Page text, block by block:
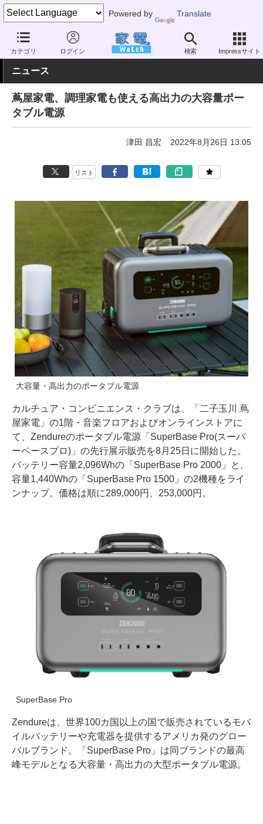
Powered by Translate
カテゴリ ログイン 検索 Impressサイト
家電 Watch 生活家電 電池・タップ モバイルバッテリー
ニュース
蔦屋家電、調理家電も使える高出力の大容量ポー
タブル電源
津田 昌宏 2022年8月26日 13:05
リスト
大容量・高出力のポータブル電源
カルチュア・コンビニエンス・クラブは、「二子玉川 蔦
屋家電」の1階・音楽フロアおよびオンラインストアに
て、Zendureのポータブル電源「SuperBase Pro(スーパ
ーベースプロ)」の先行展示販売を8月25日に開始した。
バッテリー容量2,096Whの「SuperBase Pro 2000」と、
容量1,440Whの「SuperBase Pro 1500」の2機種をライ
ンナップ。価格は順に289,000円、253,000円。
SuperBase Pro
Zendureは、世界100カ国以上の国で販売されているモバ
イルバッテリーや充電器を提供するアメリカ発のグロー
バルブランド。「SuperBase Pro」は同ブランドの最高
峰モデルとなる大容量・高出力の大型ポータブル電源。